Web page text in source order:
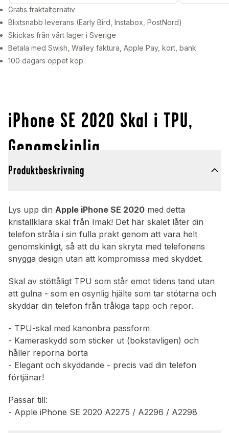
Gratis fraktalternativ
Blixtsnabb leverans (Early Bird, Instabox, PostNord)
Skickas från vårt lager i Sverige
Betala med Swish, Walley faktura, Apple Pay, kort, bank
100 dagars öppet köp
iPhone SE 2020 Skal i TPU,
Genomskinlig
Produktbeskrivning
Lys upp din Apple iPhone SE 2020 med detta
kristallklara skal från Imak! Det här skalet låter din
telefon stråla i sin fulla prakt genom att vara helt
genomskinligt, så att du kan skryta med telefonens
snygga design utan att kompromissa med skyddet.
Skal av stöttåligt TPU som står emot tidens tand utan
att gulna - som en osynlig hjälte som tar stötarna och
skyddar din telefon från tråkiga tapp och repor.
- TPU-skal med kanonbra passform
- Kameraskydd som sticker ut (bokstavligen) och
håller reporna borta
- Elegant och skyddande - precis vad din telefon
förtjänar!
Passar till:
- Apple iPhone SE 2020 A2275 / A2296 / A2298